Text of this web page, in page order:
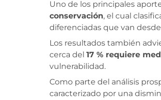
Uno de los principales
conservación, el cual
diferenciadas que van
Los resultados también
cerca del 17 % requiere
vulnerabilidad.
Como parte del análisis
caracterizado por una